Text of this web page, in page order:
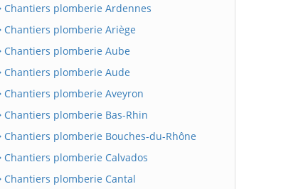
Chantiers plomberie Ardennes
Chantiers plomberie Ariège
Chantiers plomberie Aube
Chantiers plomberie Aude
Chantiers plomberie Aveyron
Chantiers plomberie Bas-Rhin
Chantiers plomberie Bouches-du-Rhône
Chantiers plomberie Calvados
Chantiers plomberie Cantal